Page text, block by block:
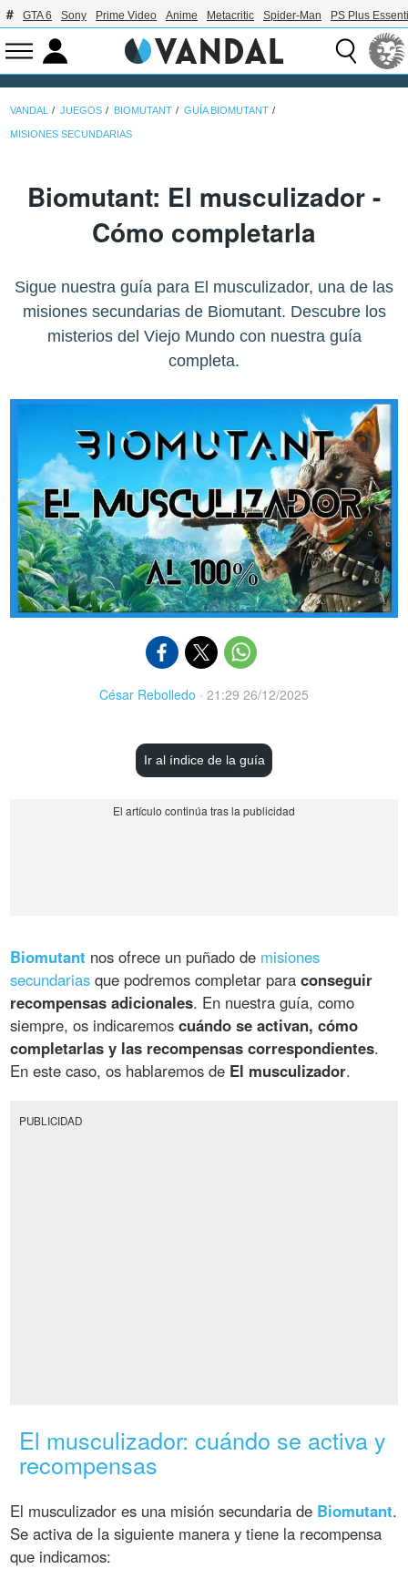
GTA 6 Sony Prime Video Anime Metacritic Spider-Man PS Plus
VANDAL JUEGOS BIOMUTANT GUÍA BIOMUTANT
MISIONES SECUNDARIAS
Biomutant: El musculizador -
Cómo completarla
Sigue nuestra guía para El musculizador, una de las
misiones secundarias de Biomutant. Descubre los
misterios del Viejo Mundo con nuestra guía
completa.
César Rebolledo · 21:29 26/12/2025
Ir al índice de la guía
Biomutant nos ofrece un puñado de misiones
secundarias que podremos completar paraconseguir
recompensas adicionales. En nuestra guía, como
siempre, os indicaremoscuándo se activan, cómo
completarlas y las recompensas correspondientes.
En este caso, os hablaremos de El musculizador.
PUBLICIDAD
El musculizador: cuándo se activa y
recompensas
El musculizador es una misión secundaria de Biomutant.
Se activa de la siguiente manera y tiene la recompensa
que indicamos: